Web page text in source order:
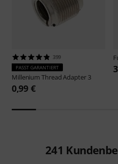
399
PASST GARANTIERT
Millenium Thread Adapter 3
0,99 €
241